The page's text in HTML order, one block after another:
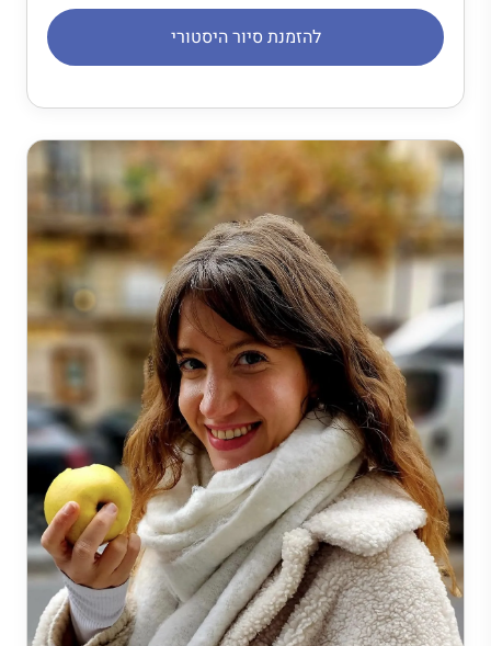
להזמנת סיור היסטורי